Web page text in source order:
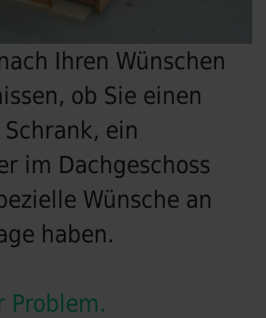
Ihren Wünschen
ob Sie einen
ein
im Dachgeschoss
Wünsche an
haben.
Problem.